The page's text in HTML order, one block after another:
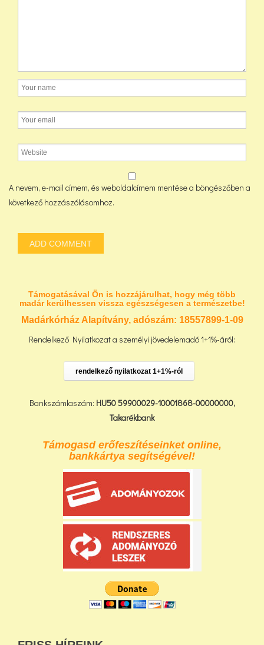
A nevem, e-mail címem, és weboldalcímem mentése a böngészőben a
következő hozzászólásomhoz.
Támogatásával Ön is hozzájárulhat, hogy még több
madár kerülhessen vissza egészségesen a természetbe!
Madárkórház Alapítvány, adószám: 18557899-1-09
Rendelkező Nyilatkozat a személyi jövedelemadó 1+1%-áról:
rendelkező nyilatkozat 1+1%-ról
Bankszámlaszám: HU50 59900029-10001868-00000000,
Takarékbank
Támogasd erőfeszítéseinket online,
bankkártya segítségével!